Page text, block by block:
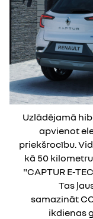
Uzlādējamā
apvienot
priekšrocību.
kā 50
"CAPTUR E-
Tas
samazināt
ikdienas